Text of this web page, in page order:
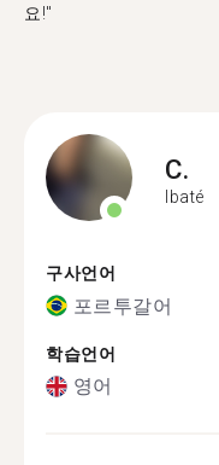
요!"
C.
Ibaté
구사언어
포르투갈어
학습언어
영어